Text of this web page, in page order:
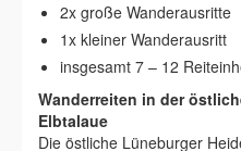
2x große Wanderausritte
1x kleiner Wanderausritt
insgesamt 7 – 12
Wanderreiten in der
Elbtalaue
Die östliche Lüneburger